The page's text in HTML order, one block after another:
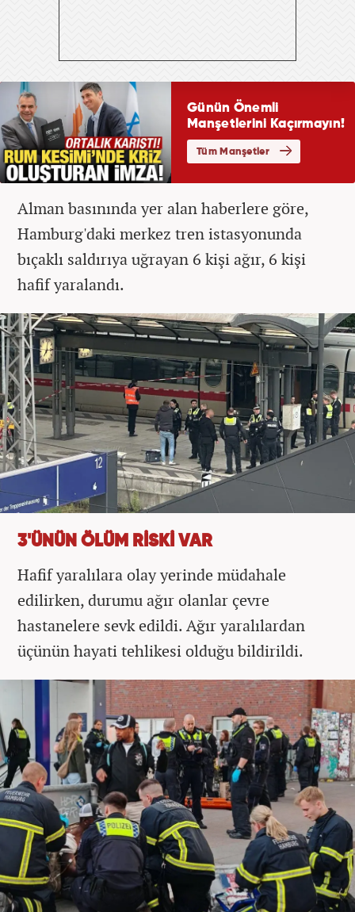
Alman basınında yer alan haberlere göre,
Hamburg'daki merkez tren istasyonunda
bıçaklı saldırıya uğrayan 6 kişi ağır, 6 kişi
hafif yaralandı.
3'ÜNÜN ÖLÜM RİSKİ VAR
Hafif yaralılara olay yerinde müdahale
edilirken, durumu ağır olanlar çevre
hastanelere sevk edildi. Ağır yaralılardan
üçünün hayati tehlikesi olduğu bildirildi.